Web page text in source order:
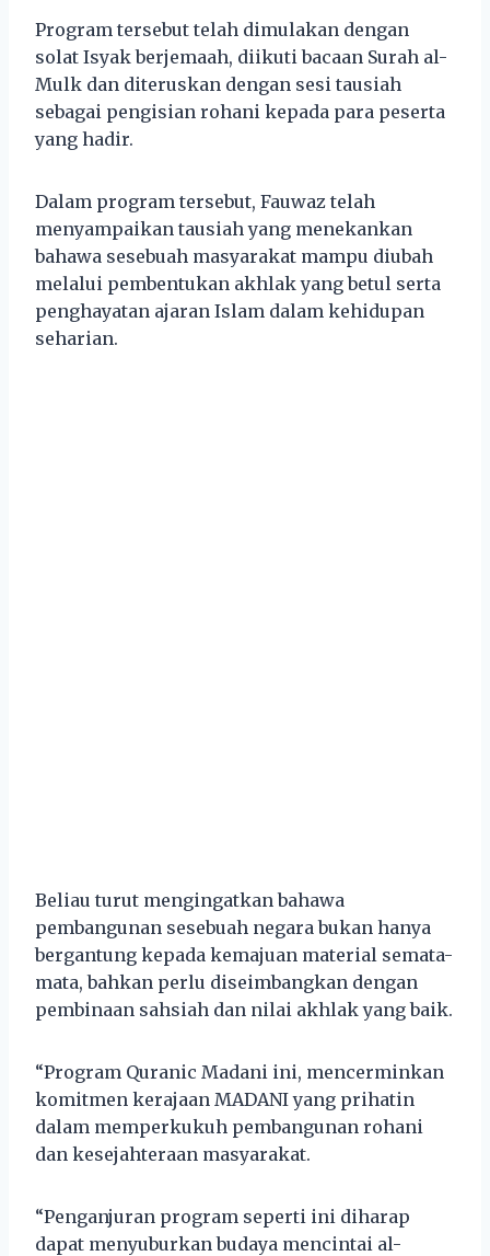
Program tersebut telah dimulakan dengan
solat Isyak berjemaah, diikuti bacaan Surah al-
Mulk dan diteruskan dengan sesi tausiah
sebagai pengisian rohani kepada para peserta
yang hadir.
Dalam program tersebut, Fauwaz telah
menyampaikan tausiah yang menekankan
bahawa sesebuah masyarakat mampu diubah
melalui pembentukan akhlak yang betul serta
penghayatan ajaran Islam dalam kehidupan
seharian.
Beliau turut mengingatkan bahawa
pembangunan sesebuah negara bukan hanya
bergantung kepada kemajuan material semata-
mata, bahkan perlu diseimbangkan dengan
pembinaan sahsiah dan nilai akhlak yang baik.
“Program Quranic Madani ini, mencerminkan
komitmen kerajaan MADANI yang prihatin
dalam memperkukuh pembangunan rohani
dan kesejahteraan masyarakat.
“Penganjuran program seperti ini diharap
dapat menyuburkan budaya mencintai al-